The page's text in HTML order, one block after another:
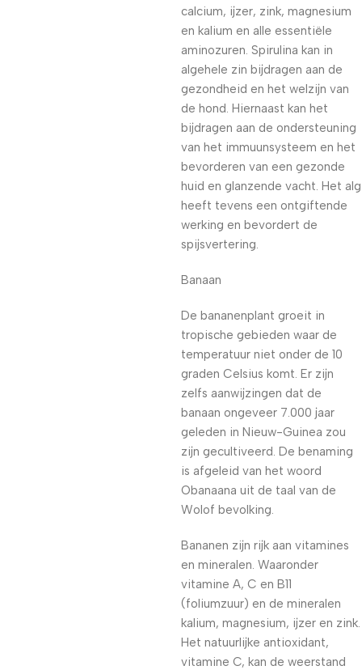
calcium, ijzer, zink, magnesium
en kalium en alle essentiële
aminozuren. Spirulina kan in
algehele zin bijdragen aan de
gezondheid en het welzijn van
de hond. Hiernaast kan het
bijdragen aan de ondersteuning
van het immuunsysteem en het
bevorderen van een gezonde
huid en glanzende vacht. Het alg
heeft tevens een ontgiftende
werking en bevordert de
spijsvertering.
Banaan
De bananenplant groeit in
tropische gebieden waar de
temperatuur niet onder de 10
graden Celsius komt. Er zijn
zelfs aanwijzingen dat de
banaan ongeveer 7.000 jaar
geleden in Nieuw-Guinea zou
zijn gecultiveerd. De benaming
is afgeleid van het woord
Obanaana uit de taal van de
Wolof bevolking.
Bananen zijn rijk aan vitamines
en mineralen. Waaronder
vitamine A, C en B11
(foliumzuur) en de mineralen
kalium, magnesium, ijzer en zink.
Het natuurlijke antioxidant,
vitamine C, kan de weerstand